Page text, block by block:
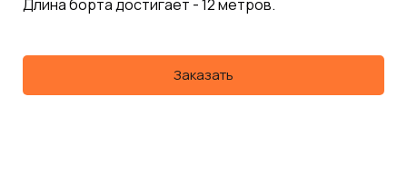
Длина борта достигает - 12 метров.
Заказать